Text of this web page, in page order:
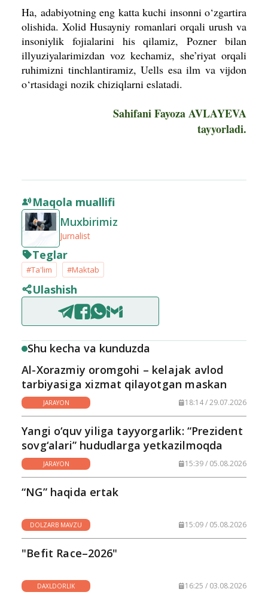
Ha, adabiyotning eng katta kuchi insonni o‘zgartira
olishida. Xolid Husayniy romanlari orqali urush va
insoniylik fojialarini his qilamiz, Pozner bilan
illyuziyalarimizdan voz kechamiz, she’riyat orqali
ruhimizni tinchlanti­ramiz, Uells esa ilm va vijdon
o‘rtasidagi nozik chiziqlarni eslatadi.
Sahifani Fayoza AVLAYEVA
tayyorladi.
Maqola muallifi
Muxbirimiz
Jurnalist
Teglar
#Ta'lim #Maktab
Ulashish
Shu kecha va kunduzda
Al-Xorazmiy oromgohi – kelajak avlod
tarbiyasiga xizmat qilayotgan maskan
JARAYON 18:14 / 29.07.2026
Yangi o‘quv yiliga tayyorgarlik: “Prezident
sovg‘alari” hududlarga yetkazilmoqda
JARAYON 15:39 / 05.08.2026
“NG” haqida ertak
DOLZARB MAVZU 15:09 / 05.08.2026
"Befit Race–2026"
DAXLDORLIK 16:25 / 03.08.2026